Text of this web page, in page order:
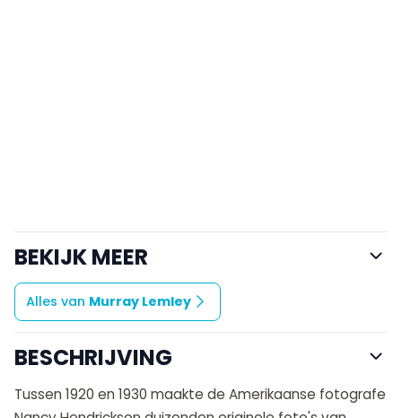
BEKIJK MEER
Alles van Murray Lemley
BESCHRIJVING
Tussen 1920 en 1930 maakte de Amerikaanse fotografe